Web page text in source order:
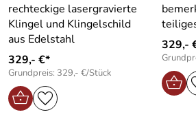
rechteckige lasergravierte
Klingel und Klingelschild
aus Edelstahl
329,- €*
Grundpreis: 329,- €/Stück
329,-